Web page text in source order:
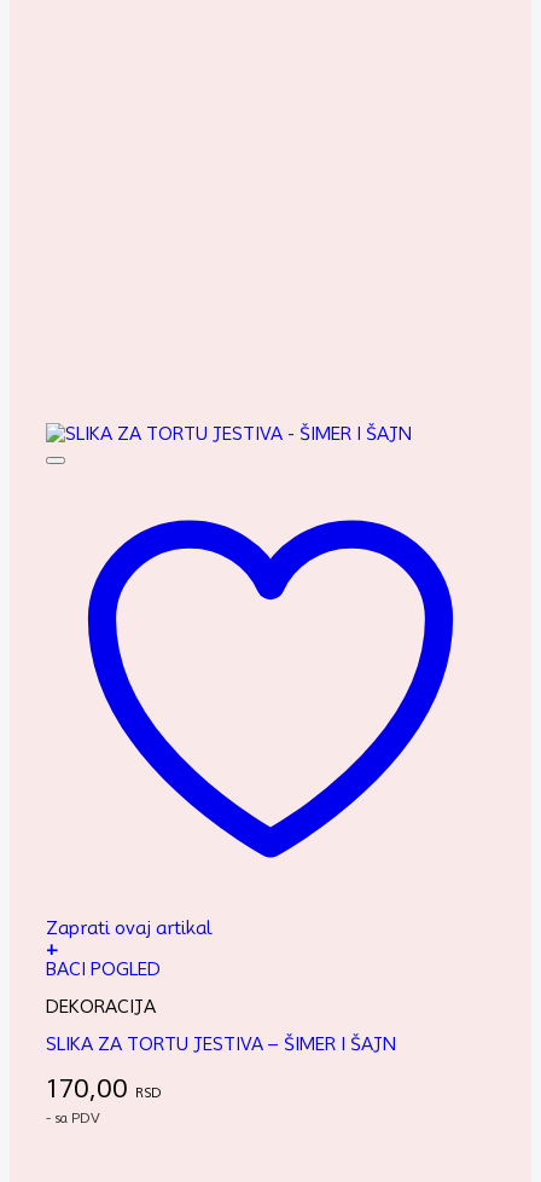
Zaprati ovaj artikal
+
BACI POGLED
DEKORACIJA
SLIKA ZA TORTU JESTIVA – ŠIMER I ŠAJN
170,00 RSD
- sa PDV